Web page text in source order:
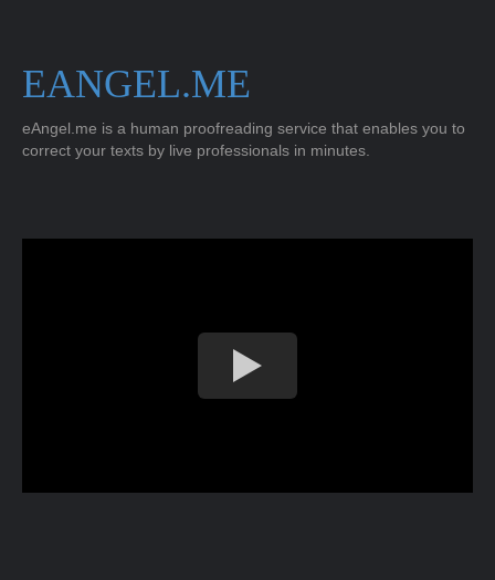
EANGEL.ME
eAngel.me is a human proofreading service that enables you to
correct your texts by live professionals in minutes.